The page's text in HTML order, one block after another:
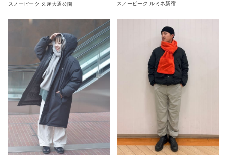
スノーピーク 久屋大通公園
スノーピーク ルミネ新宿